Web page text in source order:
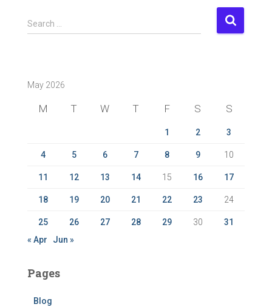
S
e
h
Search …
May 2026
M T W T F S S
1 2 3
4 5 6 7 8 9 10
11 12 13 14 15 16 17
18 19 20 21 22 23 24
25 26 27 28 29 30
31
« Apr
Jun »
Pages
Blog